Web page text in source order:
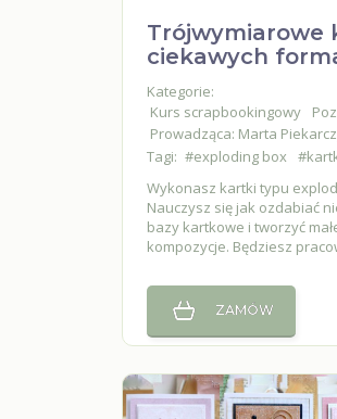
Trójwymiarowe
ciekawych
Kategorie:
Kurs scrapbookingowy
Prowadząca: Marta
Tagi: #exploding box
Wykonasz kartki typu
Nauczysz się jak ozdabiać
bazy kartkowe i tworzyć
kompozycje. Będziesz
ZAMÓW